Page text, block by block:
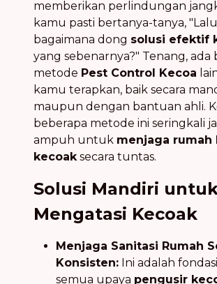
memberikan perlindungan
kamu pasti bertanya-tanya,
bagaimana dong solusi efektif
yang sebenarnya?" Tenang, ada
metode Pest Control Kecoa
kamu terapkan, baik secara
maupun dengan bantuan ahli.
beberapa metode ini seringkali
ampuh untuk menjaga rumah
kecoaksecara tuntas.
Solusi Mandiri
Mengatasi Kecoak
Menjaga Sanitasi Rumah
Konsisten: Ini adalah
semua upaya pengusir